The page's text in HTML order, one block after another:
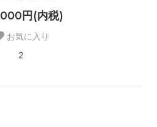
円(内税)
お気に入り
2